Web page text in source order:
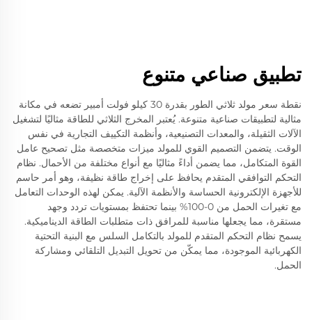
تطبيق صناعي متنوع
نقطة سعر مولد ثلاثي الطور بقدرة 30 كيلو فولت أمبير تضعه في مكانة
مثالية لتطبيقات صناعية متنوعة. يُعتبر المخرج الثلاثي للطاقة مثاليًا لتشغيل
الآلات الثقيلة، والمعدات التصنيعية، وأنظمة التكييف التجارية في نفس
الوقت. يتضمن التصميم القوي للمولد ميزات متخصصة مثل تصحيح عامل
القوة المتكامل، مما يضمن أداءً مثاليًا مع أنواع مختلفة من الأحمال. نظام
التحكم التوافقي المتقدم يحافظ على إخراج طاقة نظيفة، وهو أمر حاسم
للأجهزة الإلكترونية الحساسة والأنظمة الآلية. يمكن لهذه الوحدات التعامل
مع تغيرات الحمل من 0-100% بينما تحتفظ بمستويات تردد وجهد
مستقرة، مما يجعلها مناسبة للمرافق ذات متطلبات الطاقة الديناميكية.
يسمح نظام التحكم المتقدم للمولد بالتكامل السلس مع البنية التحتية
الكهربائية الموجودة، مما يمكّن من تحويل التبديل التلقائي ومشاركة
الحمل.